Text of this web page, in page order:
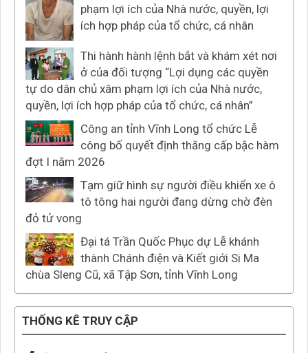
phạm lợi ích của Nhà nước, quyền, lợi
ích hợp pháp của tổ chức, cá nhân
Thi hành hành lệnh bắt và khám xét nơi
ở của đối tượng “Lợi dụng các quyền
tự do dân chủ xâm phạm lợi ích của Nhà nước,
quyền, lợi ích hợp pháp của tổ chức, cá nhân”
Công an tỉnh Vĩnh Long tổ chức Lễ
công bố quyết định thăng cấp bậc hàm
đợt I năm 2026
Tạm giữ hình sự người điều khiển xe ô
tô tông hai người đang dừng chờ đèn
đỏ tử vong
Đại tá Trần Quốc Phục dự Lễ khánh
thành Chánh điện và Kiết giới Si Ma
chùa Sleng Cũ, xã Tập Sơn, tỉnh Vĩnh Long
THỐNG KÊ TRUY CẬP